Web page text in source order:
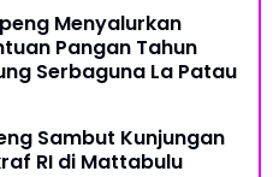
Menyalurkan
Pangan Tahun
Serbaguna La Patau
Sambut Kunjungan
RI di Mattabulu